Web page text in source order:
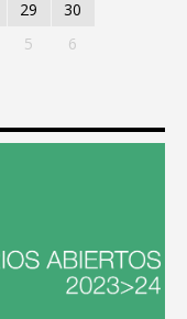
29
30
5 6